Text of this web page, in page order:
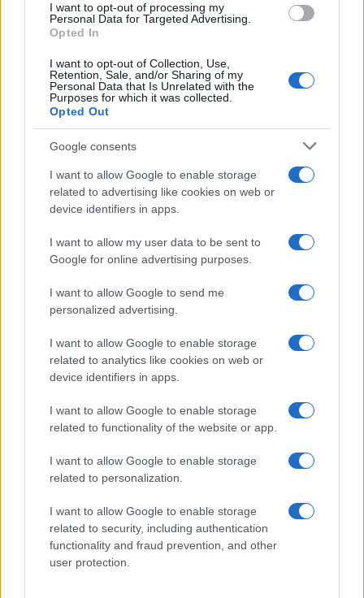
I want to opt-out of processing my
Personal Data for Targeted Advertising.
Opted In
I want to opt-out of Collection, Use,
Retention, Sale, and/or Sharing of my
Personal Data that Is Unrelated with the
Purposes for which it was collected.
Opted Out
Google consents
I want to allow Google to enable storage
related to advertising like cookies on web or
device identifiers in apps.
I want to allow my user data to be sent to
Google for online advertising purposes.
I want to allow Google to send me
personalized advertising.
I want to allow Google to enable storage
related to analytics like cookies on web or
device identifiers in apps.
I want to allow Google to enable storage
related to functionality of the website or app.
I want to allow Google to enable storage
related to personalization.
I want to allow Google to enable storage
related to security, including authentication
functionality and fraud prevention, and other
user protection.
Condividi l'articolo
F
a
ce
b
o
o
k
T
w
it
te
r
n
te
re
st
h
at
s
p
p
h
a
re
Articolo precedente
NOTIZIE RECENTI
Controlli rafforzati in Costa Smeralda, 20
arresti e 135 denunce
Tre milioni di euro dalla Provincia Gallura per
Incidente sulla provinciale 125, paura tra Olbia e
un ferito
Sangue, musica e solidarietà con Avis Olbia al
Delta Center